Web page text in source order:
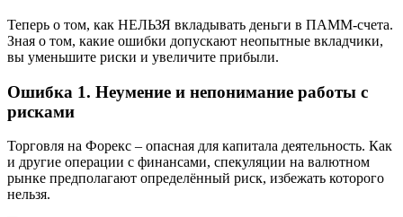
Теперь о том, как НЕЛЬЗЯ вкладывать деньги в ПАММ-счета.
Зная о том, какие ошибки допускают неопытные вкладчики,
вы уменьшите риски и увеличите прибыли.
Ошибка 1. Неумение и непонимание работы с
рисками
Торговля на Форекс – опасная для капитала деятельность. Как
и другие операции с финансами, спекуляции на валютном
рынке предполагают определённый риск, избежать которого
нельзя.